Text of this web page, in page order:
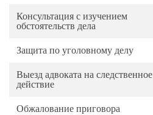
Консультация с изучением
обстоятельств дела
Защита по уголовному делу
Выезд адвоката на следственное
действие
Обжалование приговора